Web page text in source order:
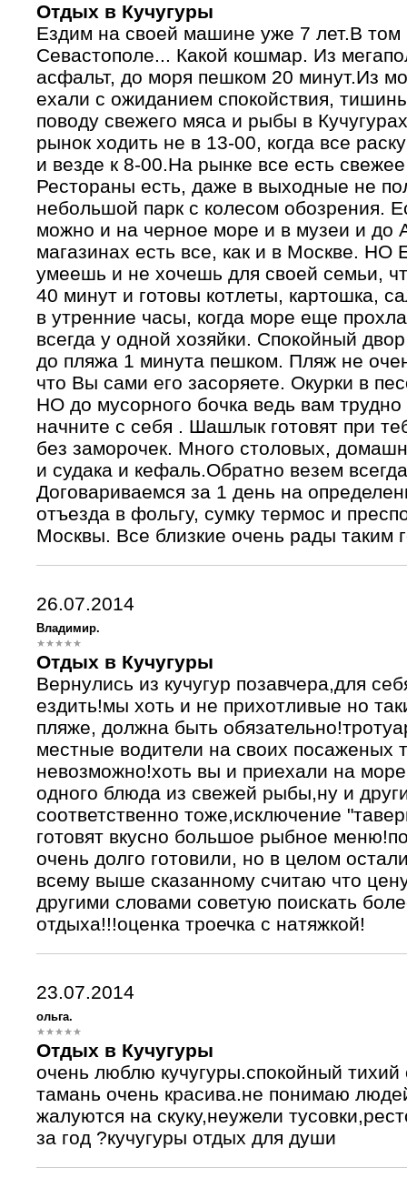
Отдых в Кучугуры
Ездим на своей машине уже 7 лет.В том
Севастополе... Какой кошмар. Из
асфальт, до моря пешком 20 минут.Из
ехали с ожиданием спокойствия,
поводу свежего мяса и рыбы в
рынок ходить не в 13-00, когда все
и везде к 8-00.На рынке все есть
Рестораны есть, даже в выходные не
небольшой парк с колесом обозрения.
можно и на черное море и в музеи и до
магазинах есть все, как и в Москве.
умеешь и не хочешь для своей семьи,
40 минут и готовы котлеты, картошка,
в утренние часы, когда море еще
всегда у одной хозяйки. Спокойный
до пляжа 1 минута пешком. Пляж не
что Вы сами его засоряете. Окурки в
НО до мусорного бочка ведь вам
начните с себя . Шашлык готовят при
без заморочек. Много столовых,
и судака и кефаль.Обратно везем
Договариваемся за 1 день на
отъезда в фольгу, сумку термос и
Москвы. Все близкие очень рады таким
26.07.2014
Владимир.
Отдых в Кучугуры
Вернулись из кучугур позавчера,для
ездить!мы хоть и не прихотливые но
пляже, должна быть
местные водители на своих посаженых
невозможно!хоть вы и приехали на
одного блюда из свежей рыбы,ну и
соответственно тоже,исключение
готовят вкусно большое рыбное
очень долго готовили, но в целом
всему выше сказанному считаю что
другими словами советую поискать
отдыха!!!оценка троечка с натяжкой!
23.07.2014
ольга.
Отдых в Кучугуры
очень люблю кучугуры.спокойный тихий
тамань очень красива.не понимаю
жалуются на скуку,неужели
за год ?кучугуры отдых для души